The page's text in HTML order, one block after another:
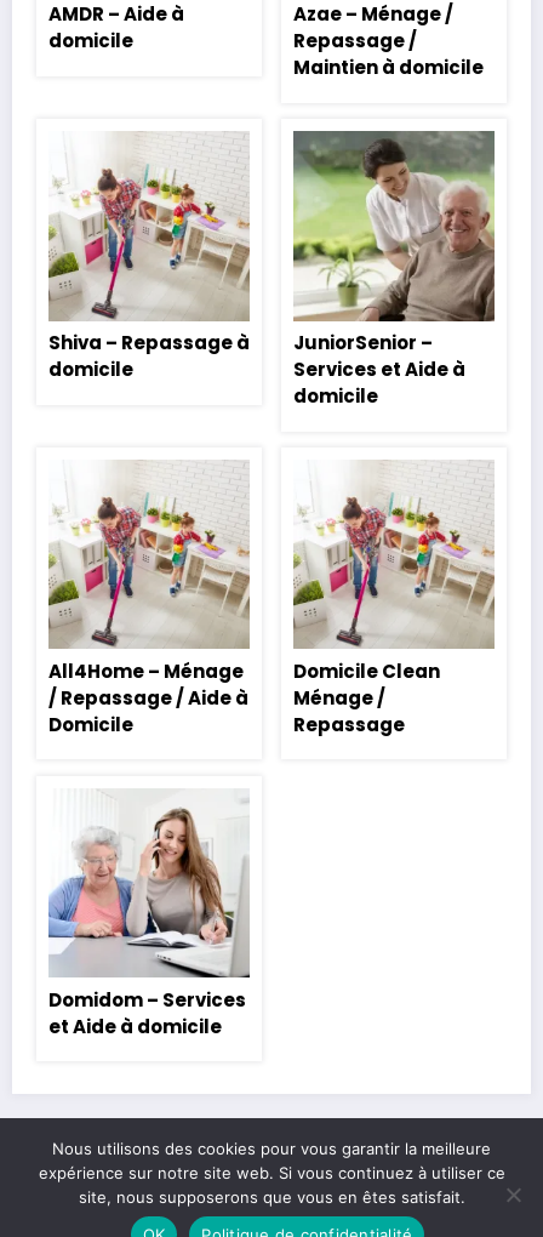
AMDR – Aide à
domicile
Azae – Ménage /
Repassage /
Maintien à domicile
Shiva – Repassage à
domicile
JuniorSenior –
Services et Aide à
domicile
All4Home – Ménage
/ Repassage / Aide à
Domicile
Domicile Clean
Ménage /
Repassage
Domidom – Services
et Aide à domicile
Legal & contact Politique de confidentialité
A propos
Newscrunch - Magazine & BlogWordPressThème 2026 | Powered By
Nous utilisons des cookies pour vous garantir la meilleure
expérience sur notre site web. Si vous continuez à utiliser ce
site, nous supposerons que vous en êtes satisfait.